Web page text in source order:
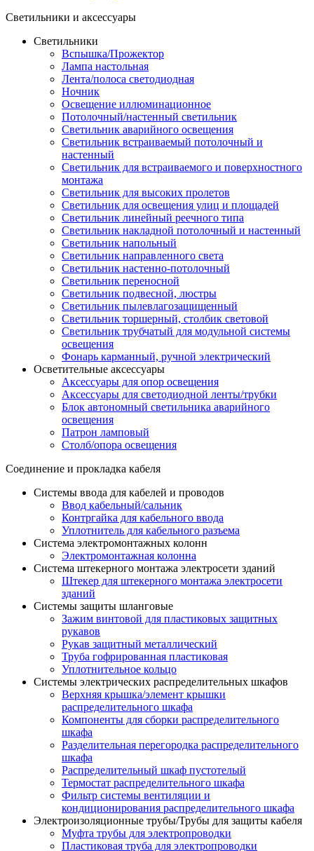
Светильники и аксессуары
Светильники
Вспышка/Прожектор
Лампа настольная
Лента/полоса светодиодная
Ночник
Освещение иллюминационное
Потолочный/настенный светильник
Светильник аварийного освещения
Светильник встраиваемый потолочный и
настенный
Светильник для встраиваемого и поверхностного
монтажа
Светильник для высоких пролетов
Светильник для освещения улиц и площадей
Светильник линейный реечного типа
Светильник накладной потолочный и настенный
Светильник напольный
Светильник направленного света
Светильник настенно-потолочный
Светильник переносной
Светильник подвесной, люстры
Светильник пылевлагозащищенный
Светильник торшерный, столбик световой
Светильник трубчатый для модульной системы
освещения
Фонарь карманный, ручной электрический
Осветительные аксессуары
Аксессуары для опор освещения
Аксессуары для светодиодной ленты/трубки
Блок автономный светильника аварийного
освещения
Патрон ламповый
Столб/опора освещения
Соединение и прокладка кабеля
Системы ввода для кабелей и проводов
Ввод кабельный/сальник
Контргайка для кабельного ввода
Уплотнитель для кабельного разъема
Система электромонтажных колонн
Электромонтажная колонна
Система штекерного монтажа электросети зданий
Штекер для штекерного монтажа электросети
зданий
Системы защиты шланговые
Зажим винтовой для пластиковых защитных
рукавов
Рукав защитный металлический
Труба гофрированная пластиковая
Уплотнительное кольцо
Системы электрических распределительных шкафов
Верхняя крышка/элемент крышки
распределительного шкафа
Компоненты для сборки распределительного
шкафа
Разделительная перегородка распределительного
шкафа
Распределительный шкаф пустотелый
Термостат распределительного шкафа
Фильтр системы вентиляции и
кондиционирования распределительного шкафа
Электроизоляционные трубы/Трубы для защиты кабеля
Муфта трубы для электропроводки
Пластиковая труба для электропроводки